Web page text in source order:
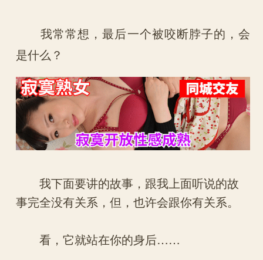
我常常想，最后一个被咬断脖子的，会
是什么？
我下面要讲的故事，跟我上面听说的故
事完全没有关系，但，也许会跟你有关系。
看，它就站在你的身后……